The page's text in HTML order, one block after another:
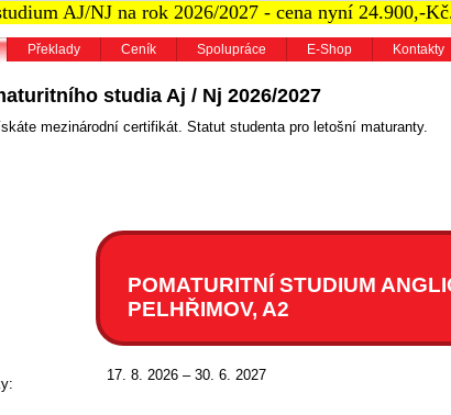
AJ/NJ na rok 2026/2027 - cena nyní 24.900,-
Překlady Ceník Spolupráce E-Shop Kontakty
studia Aj / Nj 2026/2027
mezinárodní certifikát. Statut studenta pro letošní maturanty.
POMATURITNÍ STUDIUM
PELHŘIMOV, A2
17. 8. 2026 – 30. 6. 2027